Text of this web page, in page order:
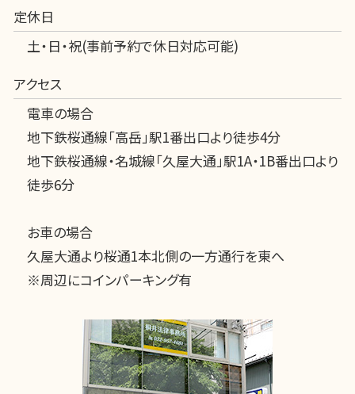
定休日
土・日・祝(事前予約で休日対応可能)
アクセス
電車の場合
地下鉄桜通線「高岳」駅1番出口より徒歩4分
地下鉄桜通線・名城線「久屋大通」駅1A・1B番出口より
徒歩6分
お車の場合
久屋大通より桜通1本北側の一方通行を東へ
※周辺にコインパーキング有